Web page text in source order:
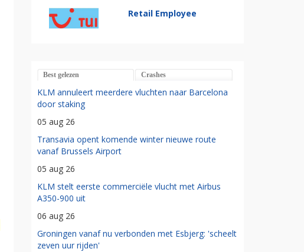
Retail Employee
Best gelezen Crashes
KLM annuleert meerdere vluchten naar Barcelona
door staking
05 aug 26
Transavia opent komende winter nieuwe route
vanaf Brussels Airport
05 aug 26
KLM stelt eerste commerciële vlucht met Airbus
A350-900 uit
06 aug 26
Groningen vanaf nu verbonden met Esbjerg: 'scheelt
zeven uur rijden'